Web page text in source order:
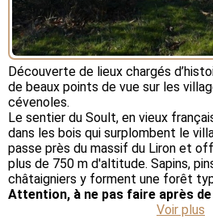
Découverte de lieux chargés
de beaux points de vue sur les
cévenoles.
Le sentier du Soult, en vieux
dans les bois qui surplombent le
passe près du massif du Liron et
plus de 750 m d'altitude. Sapins,
châtaigniers y forment une forêt
Attention, à ne pas faire après
Voir plus